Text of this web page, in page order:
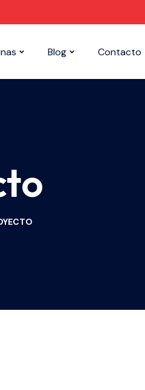
Blog Contacto